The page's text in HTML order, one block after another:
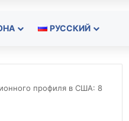
РУССКИЙ
профиля в США: 8